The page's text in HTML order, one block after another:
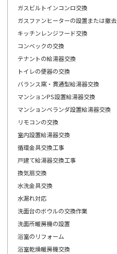
ガスビルトインコンロ交換
ガスファンヒーターの設置または撤去
キッチンレンジフード交換
コンベックの交換
テナントの給湯器交換
トイレの便器の交換
バランス窯・貫通型給湯器交換
マンションPS設置給湯器交換
マンションベランダ設置給湯器交換
リモコンの交換
室内設置給湯器交換
循環金具交換工事
戸建て給湯器交換工事
換気扇交換
水洗金具交換
水漏れ対応
洗面台のボウルの交換作業
洗面所暖房機の設置
浴室のリフォーム
浴室乾燥暖房機交換